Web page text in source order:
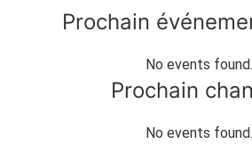
Prochain
No events found.
Prochain
No events found.